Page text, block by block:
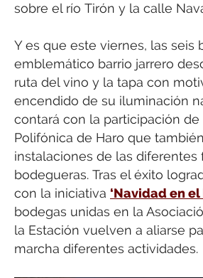
sobre el río Tirón y la calle
Y es que este viernes, las seis
emblemático barrio jarrero
ruta del vino y la tapa con
encendido de su iluminación
contará con la participación de
Polifónica de Haro que
instalaciones de las diferentes
bodegueras. Tras el éxito
con la iniciativa ‘Navidad en el
bodegas unidas en la
la Estación vuelven a aliarse
marcha diferentes actividades.